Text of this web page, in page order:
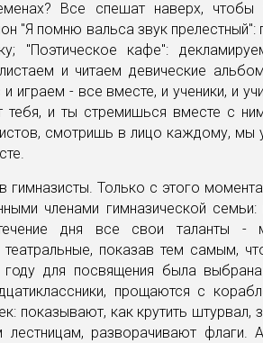
Все спешат наверх, чтобы
"Я помню вальса звук
"Поэтическое кафе":
и читаем девические
играем - все вместе, и ученики, и
тебя, и ты стремишься вместе с
смотришь в лицо каждому, мы
гимназисты. Только с этого
членами гимназической
дня все свои таланты -
театральные, показав тем самым,
для посвящения была
прощаются с
показывают, как крутить штурвал,
лестницам, разворачивают флаги.